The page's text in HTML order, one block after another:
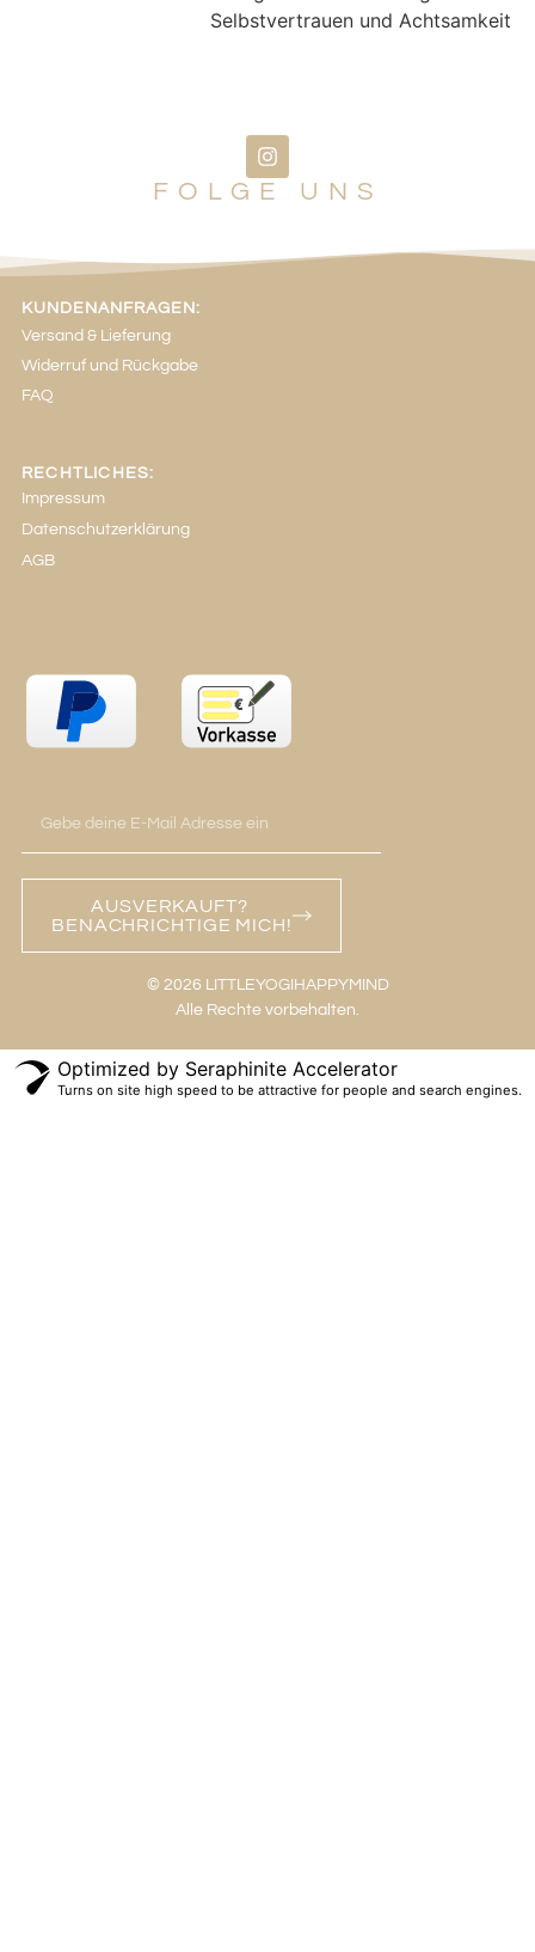
Selbstvertrauen und Achtsamkeit
FOLGE UNS
KUNDENANFRAGEN:
Versand & Lieferung
Widerruf und Rückgabe
FAQ
RECHTLICHES:
Impressum
Datenschutzerklärung
AGB
AUSVERKAUFT?
BENACHRICHTIGE MICH!
© 2026 LITTLEYOGIHAPPYMIND
Alle Rechte vorbehalten.
Optimized by Seraphinite Accelerator
Turns on site high speed to be attractive for people and search engines.